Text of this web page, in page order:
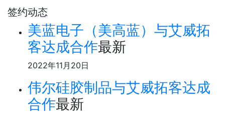
签约动态
美蓝电子（美高蓝）与艾威拓
客达成合作最新
2022年11月20日
伟尔硅胶制品与艾威拓客达成
合作最新